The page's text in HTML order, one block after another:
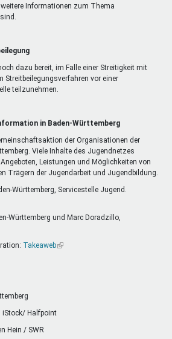
extern)
Informationen zum Thema
dazu bereit, im Falle einer Streitigkeit mit
Streitbeilegungsverfahren vor einer
teilzunehmen.
in Baden-Württemberg
der Organisationen der
Viele Inhalte des Jugendnetzes
Leistungen und Möglichkeiten von
Trägern der Jugendarbeit und Jugendbildung.
Württemberg, Servicestelle Jugend.
Württemberg und Marc Doradzillo,
Takeaweb(Link
iStock/ Halfpoint
Hein / SWR